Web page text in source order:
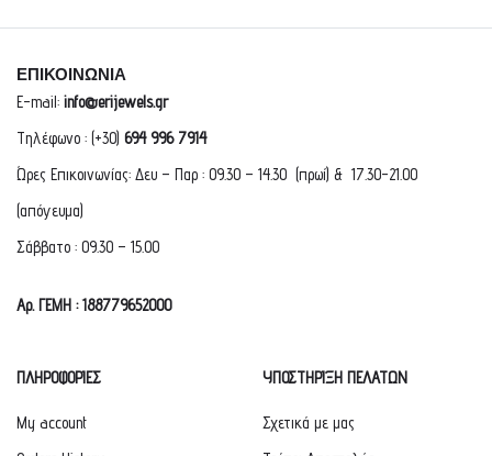
ΕΠΙΚΟΙΝΩΝΙΑ
E-mail: info@erijewels.gr
Τηλέφωνο : (+30) 694 996 7914
Ώρες Επικοινωνίας: Δευ – Παρ : 09.30 – 14.30 (πρωί) & 17.30-21.00
(απόγευμα)
Σάββατο : 09.30 – 15.00
Αρ. ΓΕΜΗ : 188779652000
ΠΛΗΡΟΦΟΡΙΕΣ
My account
ΥΠΟΣΤΗΡΙΞΗ ΠΕΛΑΤΩΝ
Σχετικά με μας